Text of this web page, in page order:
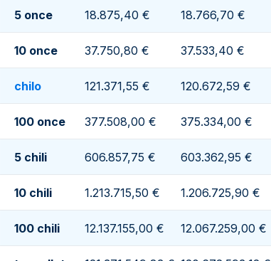
5 once 18.875,40 € 18.766,70 €
10 once 37.750,80 € 37.533,40 €
chilo 121.371,55 € 120.672,59 €
100 once 377.508,00 € 375.334,00 €
5 chili 606.857,75 € 603.362,95 €
10 chili 1.213.715,50 € 1.206.725,90 €
100 chili 12.137.155,00 € 12.067.259,00 €